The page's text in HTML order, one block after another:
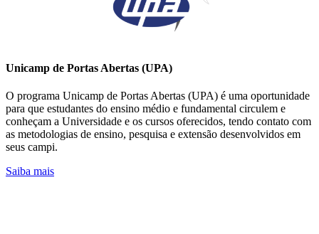
Unicamp de Portas Abertas (UPA)
O programa Unicamp de Portas Abertas (UPA) é uma oportunidade
para que estudantes do ensino médio e fundamental circulem e
conheçam a Universidade e os cursos oferecidos, tendo contato com
as metodologias de ensino, pesquisa e extensão desenvolvidos em
seus campi.
Saiba mais